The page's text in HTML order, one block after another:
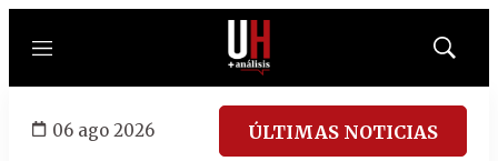
Menú
Mostrar
06 ago 2026 ÚLTIMAS NOTICIAS